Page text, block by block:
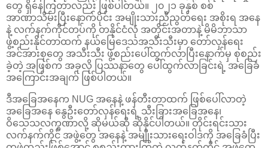
တွေ ရှိနေကြတာလည်း ဖြစ်ပါတယ်။ ၂၀၂၁ ခုနှစ် စစ်
အာဏာသိမ်းပြီးနောက်ပိုင်း အမျိုးသားညီညွတ်ရေး အစိုးရ အနေ
နဲ့ လက်နက်ကိုင်တပ်ကို တနိုင်ငံလုံ အတိုင်းအတာနဲ့ မိမိဘာသာ
ဖွဲ့စည်းနိုင်တာထက် နယ်မြေဒေသအသီးသီးမှာ တော်လှန်ရေး
အင်အားစုတွေ အသီးသီး ဖွဲ့စည်းပေါ်ထွက်လာပြီးနောက်မှ စုစည်း
ခဲ့တဲ့ အဖြစ်က အခုလို ပြဿနာတွေ ပေါ်ထွက်လာခြင်းရဲ့ အခြေခံ
အကြောင်းအချက် ဖြစ်ပါတယ်။
ဒီအခြေအနေက NUG အနေနဲ့ ဖန်တီးတာထက် ဖြစ်ပေါ်လာတဲ့
အခြေအနေ နွေဦးတော်လှန်ရေးရဲ့ သီးခြားအခြေအနေ၊
ဝိသေသလက္ခဏာလို့ ဆိုမယ်ဆို ဆိုနိုင်ပါတယ်။ တိုင်းရင်းသား
လက်နက်ကိုင် အဖွဲ့တွေ အနေနဲ့ အမျိုးသားရေးဝါဒကို အခြေခံပြီး